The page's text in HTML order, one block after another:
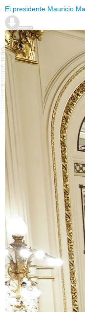
El presidente Mauricio